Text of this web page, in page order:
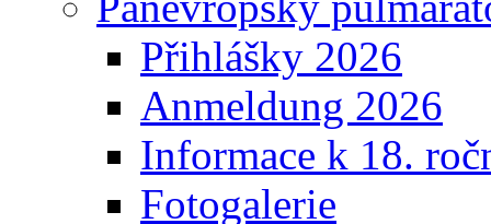
Přihlášky 2026
Anmeldung 2026
Informace k 18.
Fotogalerie